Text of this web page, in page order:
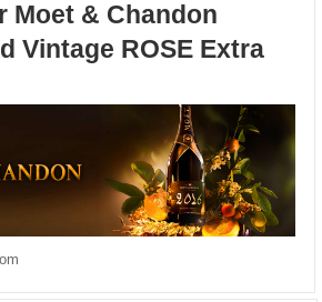
Moet & Chandon
Vintage ROSE Extra